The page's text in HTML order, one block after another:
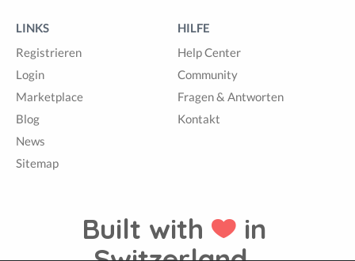
LINKS
Registrieren
Login
Marketplace
Blog
News
Sitemap
HILFE
Help Center
Community
Fragen & Antworten
Kontakt
Built with
in